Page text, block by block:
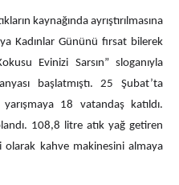
kaynağında ayrıştırılmasına
Kadınlar Gününü fırsat bilerek
Evinizi Sarsın” sloganıyla
başlatmıştı. 25 Şubat’ta
18 vatandaş katıldı.
108,8 litre atık yağ getiren
olarak kahve makinesini almaya